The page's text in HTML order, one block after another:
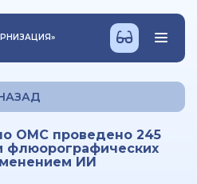
»
ОМС проведено 245
флюорографических
ИИ